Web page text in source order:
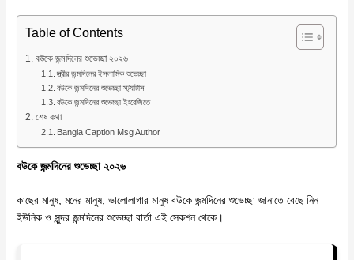
Table of Contents
বউকে জন্মদিনের শুভেচ্ছা ২০২৬
স্ত্রীর জন্মদিনের ইসলামিক শুভেচ্ছা
বউকে জন্মদিনের শুভেচ্ছা স্ট্যাটাস
বউকে জন্মদিনের শুভেচ্ছা ইংরেজিতে
শেষ কথা
Bangla Caption Msg Author
বউকে জন্মদিনের শুভেচ্ছা ২০২৬
কাছের মানুষ, মনের মানুষ, ভালোলাগার মানুষ বউকে জন্মদিনের শুভেচ্ছা জানাতে বেছে নিন
ইউনিক ও সুন্দর জন্মদিনের শুভেচ্ছা বার্তা এই সেকশন থেকে।